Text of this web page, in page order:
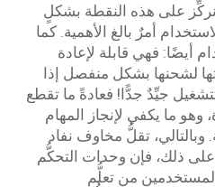
فردها. ونحن في Youhuan نركِّز على هذه النقطة بشكلٍ
أمرٌ بالغ الأهمية. كما
أيضًا: فهي قابلة لإعادة
لشحنها بشكل منفصل إذا
جيِّدٌ جدًّا! فعادةً ما تقطع
ما يكفي لإنجاز المهام
وبالتالي، تقلُّ مخاوف نفاد
على ذلك، فإن وحدات التحكُّم
من تعلُّم